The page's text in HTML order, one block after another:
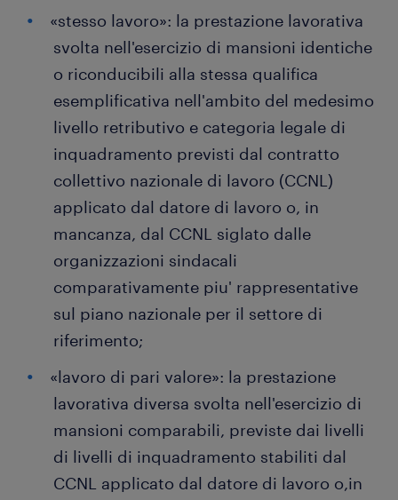
«stesso lavoro»: la prestazione lavorativa
svolta nell'esercizio di mansioni identiche
o riconducibili alla stessa qualifica
esemplificativa nell'ambito del medesimo
livello retributivo e categoria legale di
inquadramento previsti dal contratto
collettivo nazionale di lavoro (CCNL)
applicato dal datore di lavoro o, in
mancanza, dal CCNL siglato dalle
organizzazioni sindacali
comparativamente piu' rappresentative
sul piano nazionale per il settore di
riferimento;
«lavoro di pari valore»: la prestazione
lavorativa diversa svolta nell'esercizio di
mansioni comparabili, previste dai livelli
di livelli di inquadramento stabiliti dal
CCNL applicato dal datore di lavoro o,in